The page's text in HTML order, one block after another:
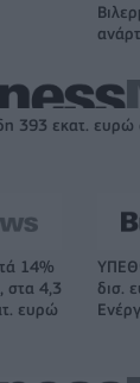
393 εκατ.
14%
στα 4,3
ευρώ
δισ.